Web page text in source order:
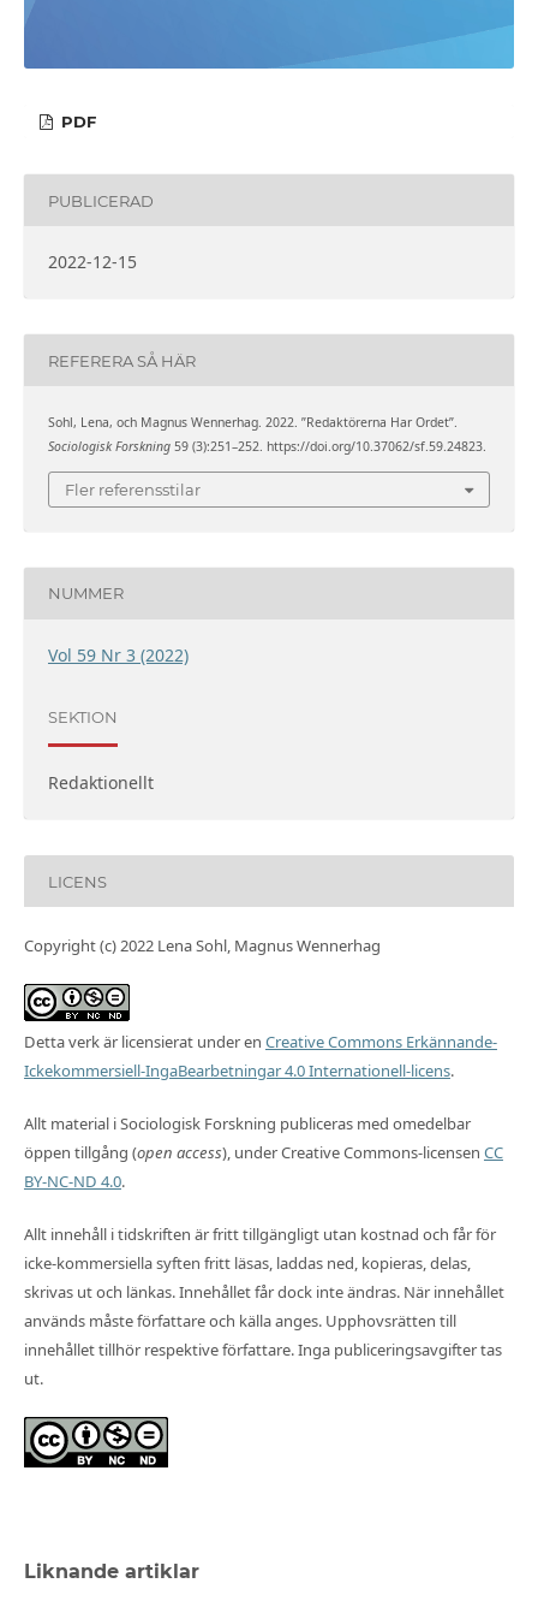
PDF
PUBLICERAD
2022-12-15
REFERERA SÅ HÄR
Sohl, Lena, och Magnus Wennerhag. 2022. ”Redaktörerna Har Ordet”.
Sociologisk Forskning59 (3):251–252. https://doi.org/10.37062/sf.59.24823.
Fler referensstilar
NUMMER
Vol 59 Nr 3 (2022)
SEKTION
Redaktionellt
LICENS
Copyright (c) 2022 Lena Sohl, Magnus Wennerhag
Detta verk är licensierat under en Creative Commons Erkännande-
Ickekommersiell-IngaBearbetningar 4.0 Internationell-licens.
Allt material i Sociologisk Forskning publiceras med omedelbar
öppen tillgång (open access), under Creative Commons-licensen CC
BY-NC-ND 4.0.
Allt innehåll i tidskriften är fritt tillgängligt utan kostnad och får för
icke-kommersiella syften fritt läsas, laddas ned, kopieras, delas,
skrivas ut och länkas. Innehållet får dock inte ändras. När innehållet
används måste författare och källa anges. Upphovsrätten till
innehållet tillhör respektive författare. Inga publiceringsavgifter tas
ut.
Liknande artiklar